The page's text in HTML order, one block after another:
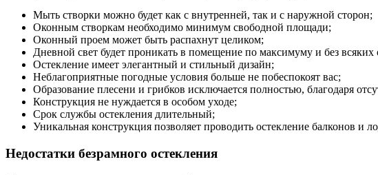
Мыть створки можно будет как с внутренней, так и с наружной сторон;
Оконным створкам необходимо минимум свободной площади;
Оконный проем может быть распахнут целиком;
Дневной свет будет проникать в помещение по максимуму и без всяких
Остекление имеет элегантный и стильный дизайн;
Неблагоприятные погодные условия больше не побеспокоят вас;
Образование плесени и грибков исключается полностью, благодаря
Конструкция не нуждается в особом уходе;
Срок службы остекления длительный;
Уникальная конструкция позволяет проводить остекление балконов
Недостатки безрамного остекления